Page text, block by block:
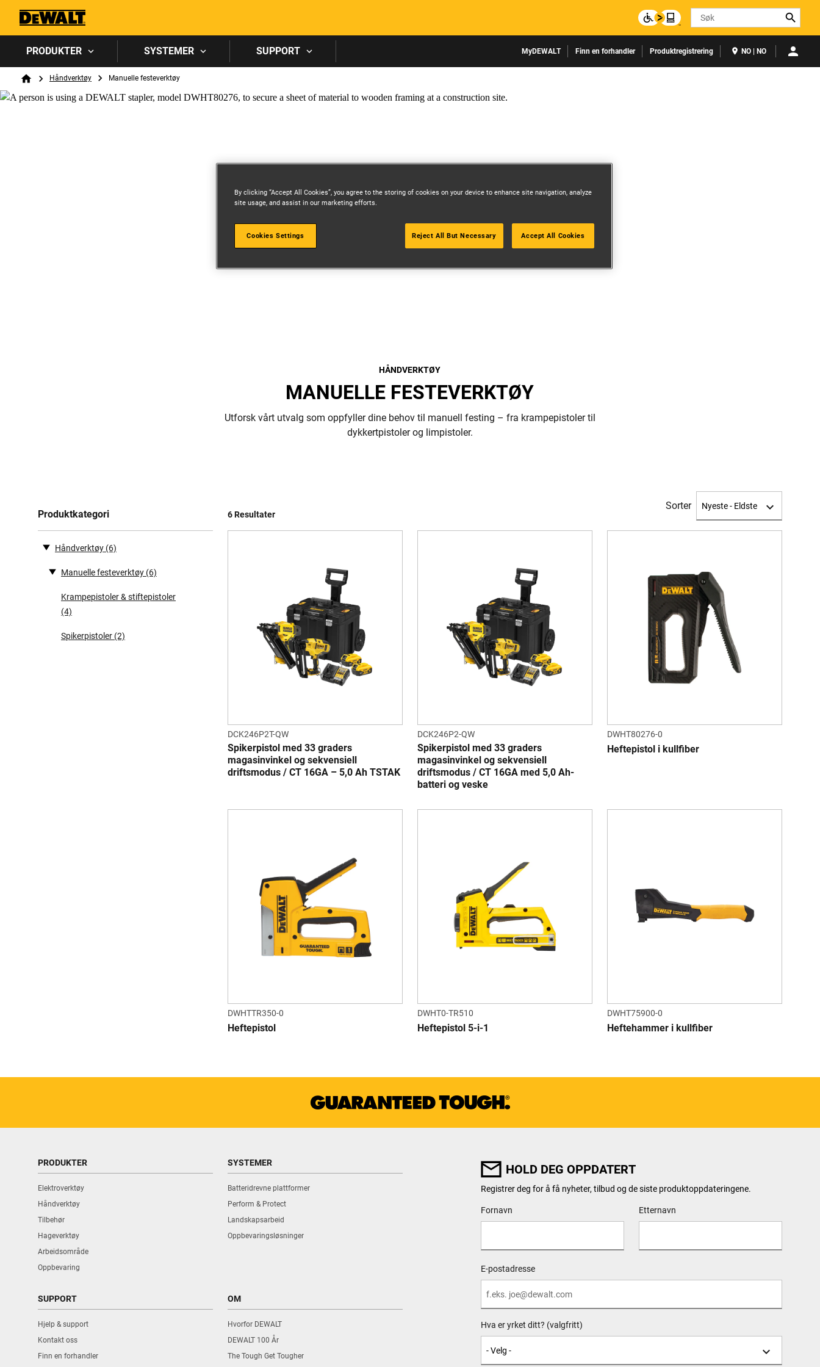
Search
PRODUKTER SYSTEMER SUPPORT MyDEWALT Finn en forhandler Produktregistrering NO | NO
Breadcrumb
HomeHåndverktøy Manuelle festeverktøy
HÅNDVERKTØY
MANUELLE FESTEVERKTØY
Utforsk vårt utvalg som oppfyller dine behov til manuell festing – fra krampepistoler til
dykkertpistoler og limpistoler.
Produktkategori
Håndverktøy (6)
Manuelle festeverktøy (6)
Krampepistoler & stiftepistoler
(4)
Spikerpistoler (2)
6 Resultater
Sorter
DCK246P2T-QW
Spikerpistol med 33 graders
magasinvinkel og sekvensiell
driftsmodus / CT 16GA – 5,0 Ah TSTAK
DCK246P2-QW
Spikerpistol med 33 graders
magasinvinkel og sekvensiell
driftsmodus / CT 16GA med 5,0 Ah-
batteri og veske
DWHT80276-0
Heftepistol i kullfiber
DWHTTR350-0
Heftepistol
DWHT0-TR510
Heftepistol 5-i-1
DWHT75900-0
Heftehammer i kullfiber
PRODUKTER
Elektroverktøy
Håndverktøy
Tilbehør
Hageverktøy
Arbeidsområde
Oppbevaring
SYSTEMER
Batteridrevne plattformer
Perform & Protect
Landskapsarbeid
Oppbevaringsløsninger
SUPPORT
Hjelp & support
Kontakt oss
Finn en forhandler
OM
Hvorfor DEWALT
DEWALT 100 År
The Tough Get Tougher
HOLD DEG OPPDATERT
Registrer deg for å få nyheter, tilbud og de siste produktoppdateringene.
User Details
Fornavn Etternavn
E-postadresse
Hva er yrket ditt? (valgfritt)
By clicking “Accept All Cookies”, you agree to the storing of cookies on your device to enhance site navigation, analyze
site usage, and assist in our marketing efforts.
Cookies Settings Reject All But Necessary Accept All Cookies